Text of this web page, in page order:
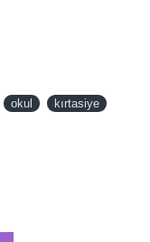
okul kırtasiye